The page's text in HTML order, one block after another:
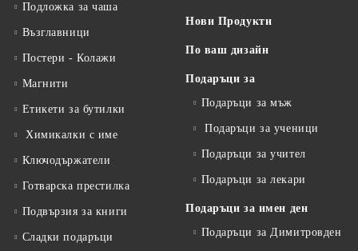
Подложка за чаша
Възглавници
Постери - Колажи
Магнити
Етикети за бутилки
Химикалки с име
Ключодържатели
Готварска престилка
Подвързия за книги
Сладки подаръци
Нови Продукти
По ваш дизайн
Подаръци за
Подаръци за мъж
Подаръци за ученици
Подаръци за учител
Подаръци за лекари
Подаръци за имен ден
Подаръци за Димитровден